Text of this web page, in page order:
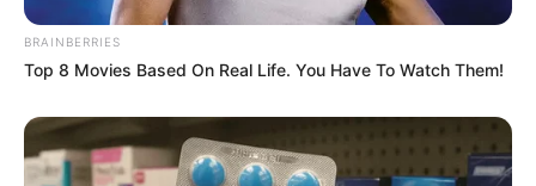
BRAINBERRIES
Top 8 Movies Based On Real Life. You Have To Watch Them!